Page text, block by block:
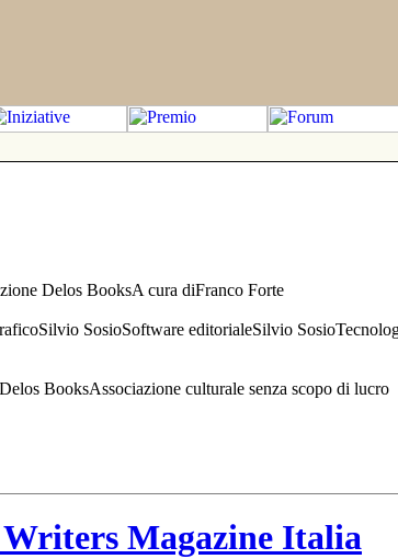
Delos BooksA cura diFranco Forte
SosioSoftware editorialeSilvio
BooksAssociazione culturale senza scopo di lucro
Magazine Italia